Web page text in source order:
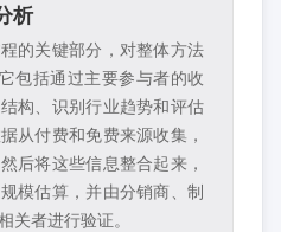
析
的关键部分，对整体方法
包括通过主要参与者的收
构、识别行业趋势和评估
从付费和免费来源收集，
后将这些信息整合起来，
模估算，并由分销商、制
关者进行验证。